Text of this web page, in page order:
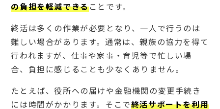
の負担を軽減できることです。
終活は多くの作業が必要となり、一人で行うのは
難しい場合があります。通常は、親族の協力を得て
行われますが、仕事や家事・育児等で忙しい場
合、負担に感じることも少なくありません。
たとえば、役所への届けや金融機関の変更手続き
には時間がかかります。そこで終活サポートを利用